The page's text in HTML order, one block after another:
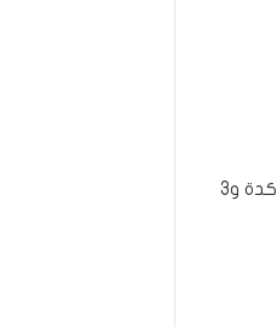
أعلنت وزارة الصحة والشؤون الاجتماعية بجمهورية مالي،اليوم الثلاثاء 26مايو،عن تسجيل 18إصابة جديدة مؤكدة و3